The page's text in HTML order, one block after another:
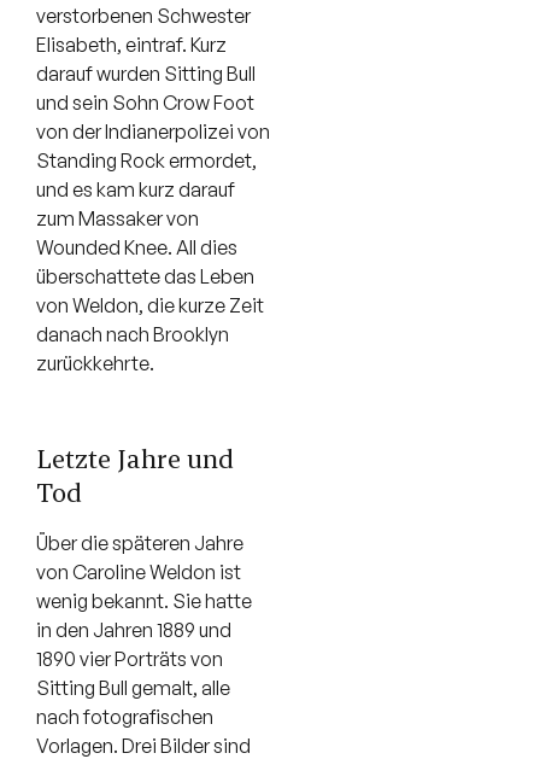
verstorbenen Schwester
Elisabeth, eintraf. Kurz
darauf wurden Sitting Bull
und sein Sohn Crow Foot
von der Indianerpolizei von
Standing Rock ermordet,
und es kam kurz darauf
zum Massaker von
Wounded Knee. All dies
überschattete das Leben
von Weldon, die kurze Zeit
danach nach Brooklyn
zurückkehrte.
Letzte Jahre und
Tod
Über die späteren Jahre
von Caroline Weldon ist
wenig bekannt. Sie hatte
in den Jahren 1889 und
1890 vier Porträts von
Sitting Bull gemalt, alle
nach fotografischen
Vorlagen. Drei Bilder sind